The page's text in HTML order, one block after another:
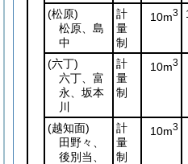
(松原)
松原、島
中
計
量
制
10m3
(六丁)
六丁、富
永、坂本
川
計
量
制
10m3
(越知面)
田野々、
後別当、
計
量
制
10m3